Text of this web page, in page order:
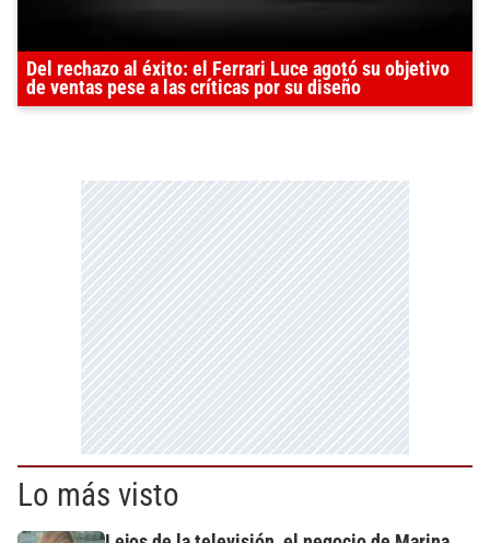
Del rechazo al éxito: el Ferrari Luce agotó su objetivo
de ventas pese a las críticas por su diseño
Lo más visto